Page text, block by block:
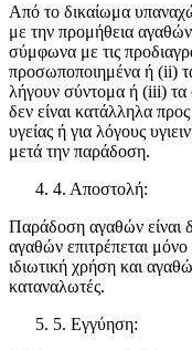
Από το δικαίωμα
με την προμήθεια
σύμφωνα με τις
προσωποποιημένα ή (ii)
λήγουν σύντομα ή (iii) τα
δεν είναι κατάλληλα
υγείας ή για λόγους
μετά την παράδοση.
4. Αποστολή:
Παράδοση αγαθών είναι
αγαθών επιτρέπεται
ιδιωτική χρήση και
καταναλωτές.
5. Εγγύηση: